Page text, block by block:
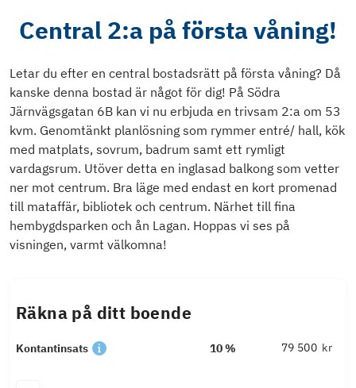
Central 2:a på första våning!
Letar du efter en central bostadsrätt på första våning? Då
kanske denna bostad är något för dig! På Södra
Järnvägsgatan 6B kan vi nu erbjuda en trivsam 2:a om 53
kvm. Genomtänkt planlösning som rymmer entré/ hall, kök
med matplats, sovrum, badrum samt ett rymligt
vardagsrum. Utöver detta en inglasad balkong som vetter
ner mot centrum. Bra läge med endast en kort promenad
till mataffär, bibliotek och centrum. Närhet till fina
hembygdsparken och ån Lagan. Hoppas vi ses på
visningen, varmt välkomna!
Räkna på ditt boende
Kontantinsats 10 % kr